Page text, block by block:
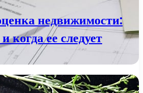
недвижимости:
когда ее следует